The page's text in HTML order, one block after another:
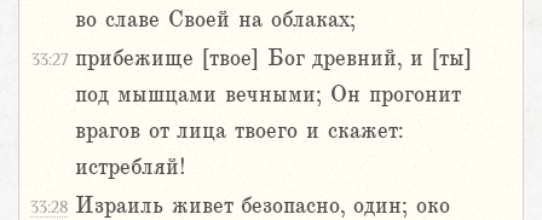
во славе Своей на облаках;
33:27 прибежище [твое] Бог древний, и [ты]
под мышцами вечными; Он прогонит
врагов от лица твоего и скажет:
истребляй!
33:28 Израиль живет безопасно, один; око